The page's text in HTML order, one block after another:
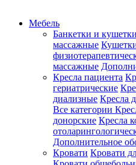
Мебель
Банкетки и кушетки
массажные
массажные
Кресла пациента
гериатрические
диализные Кресла
Все категории
донорские Кресла
Дополнительное
Кровати Кровати